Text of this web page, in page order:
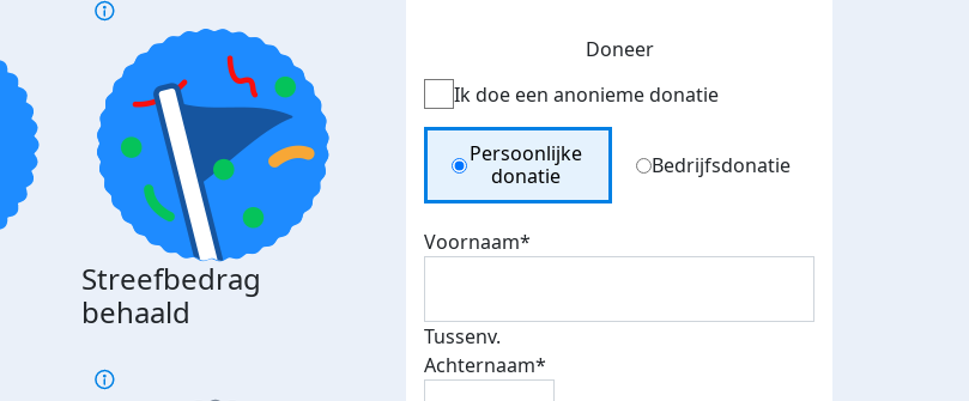
Streefbedrag
behaald
Doneer
Ik doe een anonieme donatie
Donation Type
Persoonlijke
donatie
Bedrijfsdonatie
Voornaam*
Tussenv.
Achternaam*